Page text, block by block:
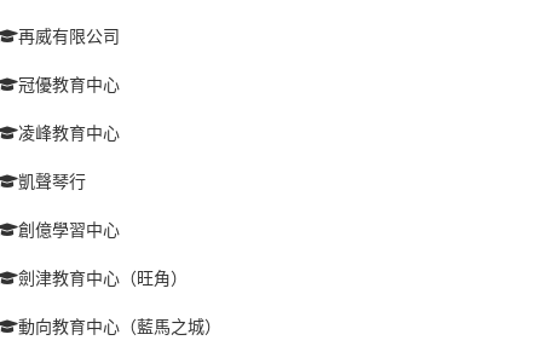
再威有限公司
冠優教育中心
凌峰教育中心
凱聲琴行
創億學習中心
劍津教育中心（旺角）
動向教育中心（藍馬之城）